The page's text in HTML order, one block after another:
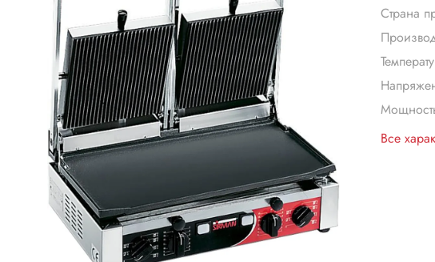
Страна
Все